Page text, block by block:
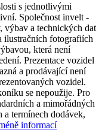
s jednotlivými
Společnost invelt -
výbav a technických dat
ilustračních fotografiích
která není
Prezentace vozidel
a prodávající není
vozidel.
se nepoužije. Pro
a mimořádných
a termínech dodávek,
informací